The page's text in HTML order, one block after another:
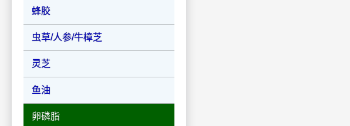
蜂胶
虫草/人参/牛樟芝
灵芝
鱼油
卵磷脂